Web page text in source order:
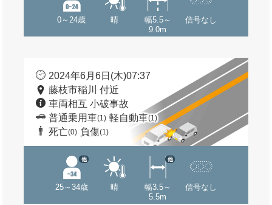
0～24歳 晴
幅5.5～
9.0m
信号なし
2024年6月6日(木)07:37
藤枝市稲川 付近
車両相互 小破事故
普通乗用車(1) 軽自動車(1)
死亡(0) 負傷(1)
25～34歳
他
晴
幅3.5～
5.5m
他
信号なし